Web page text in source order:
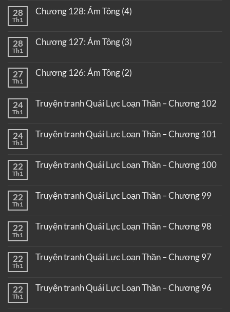
28
Th1
Chương 128: Ám Tông (4)
28
Th1
Chương 127: Ám Tông (3)
27
Th1
Chương 126: Ám Tông (2)
24
Th1
Truyện tranh Quái Lực Loạn Thần – Chương 102
24
Th1
Truyện tranh Quái Lực Loạn Thần – Chương 101
22
Th1
Truyện tranh Quái Lực Loạn Thần – Chương 100
22
Th1
Truyện tranh Quái Lực Loạn Thần – Chương 99
22
Th1
Truyện tranh Quái Lực Loạn Thần – Chương 98
22
Th1
Truyện tranh Quái Lực Loạn Thần – Chương 97
22
Th1
Truyện tranh Quái Lực Loạn Thần – Chương 96